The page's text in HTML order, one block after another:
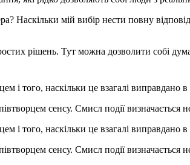
Наскільки мій вибір нести повну
рішень. Тут можна дозволити собі
і того, наскільки це взагалі виправдано
сенсу. Смисл події визначається
і того, наскільки це взагалі виправдано
сенсу. Смисл події визначається